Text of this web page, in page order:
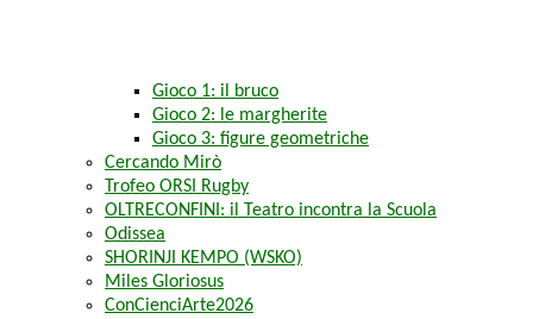
Gioco 1: il bruco
Gioco 2: le margherite
Gioco 3: figure geometriche
Cercando Mirò
Trofeo ORSI Rugby
OLTRECONFINI: il Teatro incontra la Scuola
Odissea
SHORINJI KEMPO (WSKO)
Miles Gloriosus
ConCienciArte2026